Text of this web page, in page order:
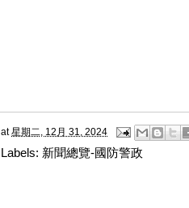
at 星期二, 12月 31, 2024
Labels: 新聞總覽-國防警政